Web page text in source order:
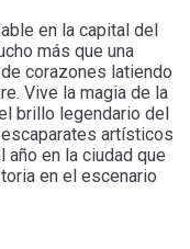
en la capital del
más que una
corazones latiendo
Vive la magia de la
brillo legendario del
artísticos
año en la ciudad que
en el escenario